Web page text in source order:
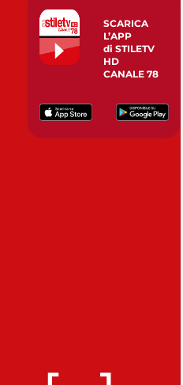
SCARICA
L’APP
di STILETV
HD
CANALE 78